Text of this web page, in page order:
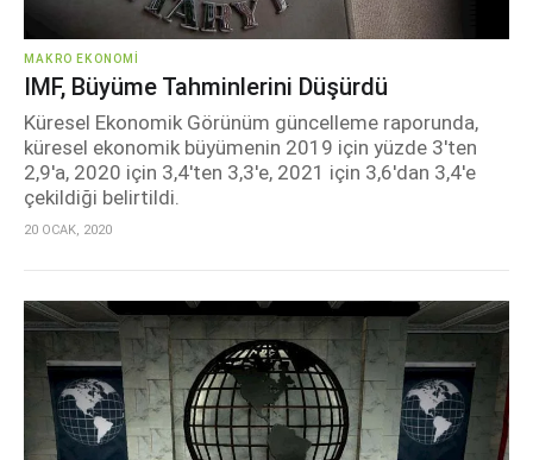
MAKRO EKONOMI
IMF, Büyüme Tahminlerini Düşürdü
Küresel Ekonomik Görünüm güncelleme raporunda,
küresel ekonomik büyümenin 2019 için yüzde 3'ten
2,9'a, 2020 için 3,4'ten 3,3'e, 2021 için 3,6'dan 3,4'e
çekildiği belirtildi.
20 OCAK, 2020